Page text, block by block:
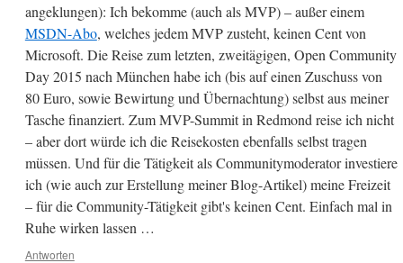
angeklungen): Ich bekomme (auch als MVP) – außer einem
MSDN-Abo, welches jedem MVP zusteht, keinen Cent von
Microsoft. Die Reise zum letzten, zweitägigen, Open Community
Day 2015 nach München habe ich (bis auf einen Zuschuss von
80 Euro, sowie Bewirtung und Übernachtung) selbst aus meiner
Tasche finanziert. Zum MVP-Summit in Redmond reise ich nicht
– aber dort würde ich die Reisekosten ebenfalls selbst tragen
müssen. Und für die Tätigkeit als Communitymoderator investiere
ich (wie auch zur Erstellung meiner Blog-Artikel) meine Freizeit
– für die Community-Tätigkeit gibt's keinen Cent. Einfach mal in
Ruhe wirken lassen …
Antworten